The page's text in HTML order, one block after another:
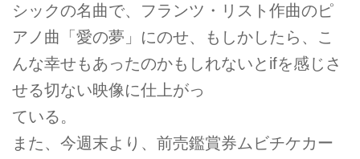
シックの名曲で、フランツ・リスト作曲のピ
アノ曲「愛の夢」にのせ、もしかしたら、こ
んな幸せもあったのかもしれないとifを感じさ
せる切ない映像に仕上がっ
ている。
また、今週末より、前売鑑賞券ムビチケカー